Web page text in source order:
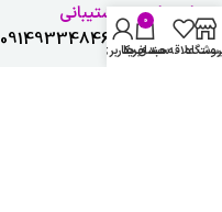
راهنمایی و پشتیبانی
شماره تلفن : 09149334846 علاقه مندی ها
0
سبد خرید
حساب کاربری من